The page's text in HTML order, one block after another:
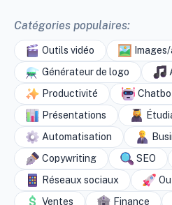
Catégories populaires:
Outils vidéo
Générateur de logo
Productivité
Présentations
Automatisation
Copywriting
SEO
Réseaux sociaux
Ventes
Finance